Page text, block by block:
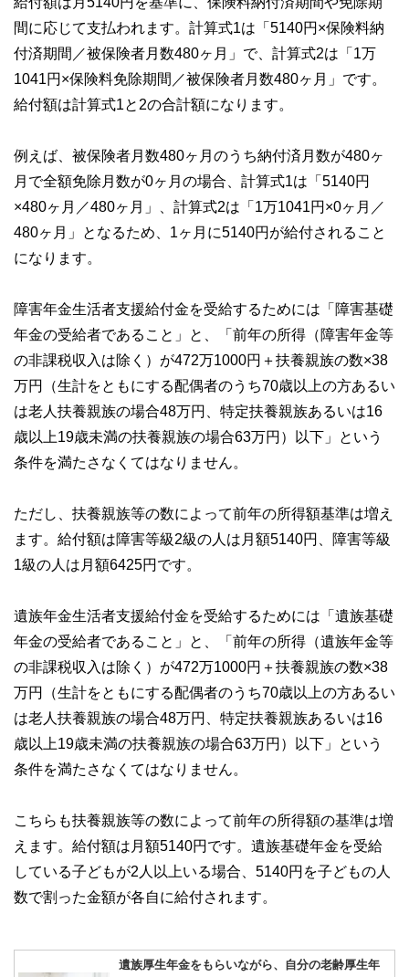
間に応じて支払われます。計算式1は「5140円×保険料納
付済期間／被保険者月数480ヶ月」で、計算式2は「1万
1041円×保険料免除期間／被保険者月数480ヶ月」です。
給付額は計算式1と2の合計額になります。
例えば、被保険者月数480ヶ月のうち納付済月数が480ヶ
月で全額免除月数が0ヶ月の場合、計算式1は「5140円
×480ヶ月／480ヶ月」、計算式2は「1万1041円×0ヶ月／
480ヶ月」となるため、1ヶ月に5140円が給付されること
になります。
障害年金生活者支援給付金を受給するためには「障害基礎
年金の受給者であること」と、「前年の所得（障害年金等
の非課税収入は除く）が472万1000円＋扶養親族の数×38
万円（生計をともにする配偶者のうち70歳以上の方あるい
は老人扶養親族の場合48万円、特定扶養親族あるいは16
歳以上19歳未満の扶養親族の場合63万円）以下」という
条件を満たさなくてはなりません。
ただし、扶養親族等の数によって前年の所得額基準は増え
ます。給付額は障害等級2級の人は月額5140円、障害等級
1級の人は月額6425円です。
遺族年金生活者支援給付金を受給するためには「遺族基礎
年金の受給者であること」と、「前年の所得（遺族年金等
の非課税収入は除く）が472万1000円＋扶養親族の数×38
万円（生計をともにする配偶者のうち70歳以上の方あるい
は老人扶養親族の場合48万円、特定扶養親族あるいは16
歳以上19歳未満の扶養親族の場合63万円）以下」という
条件を満たさなくてはなりません。
こちらも扶養親族等の数によって前年の所得額の基準は増
えます。給付額は月額5140円です。遺族基礎年金を受給
している子どもが2人以上いる場合、5140円を子どもの人
数で割った金額が各自に給付されます。
遺族厚生年金をもらいながら、自分の老齢厚生年